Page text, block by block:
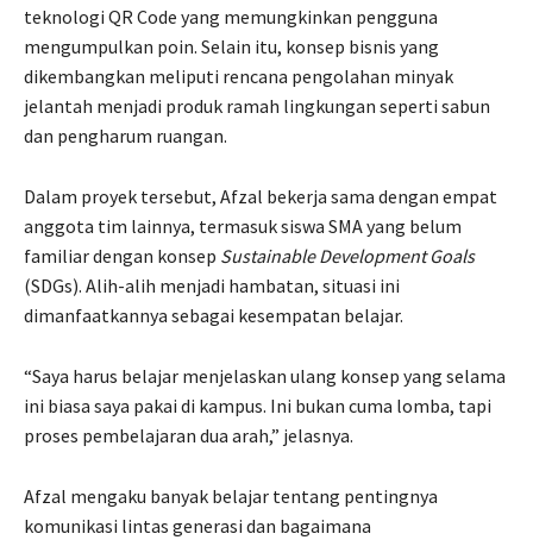
teknologi QR Code yang memungkinkan pengguna
mengumpulkan poin. Selain itu, konsep bisnis yang
dikembangkan meliputi rencana pengolahan minyak
jelantah menjadi produk ramah lingkungan seperti sabun
dan pengharum ruangan.
Dalam proyek tersebut, Afzal bekerja sama dengan empat
anggota tim lainnya, termasuk siswa SMA yang belum
familiar dengan konsep Sustainable Development Goals
(SDGs). Alih-alih menjadi hambatan, situasi ini
dimanfaatkannya sebagai kesempatan belajar.
“Saya harus belajar menjelaskan ulang konsep yang selama
ini biasa saya pakai di kampus. Ini bukan cuma lomba, tapi
proses pembelajaran dua arah,” jelasnya.
Afzal mengaku banyak belajar tentang pentingnya
komunikasi lintas generasi dan bagaimana